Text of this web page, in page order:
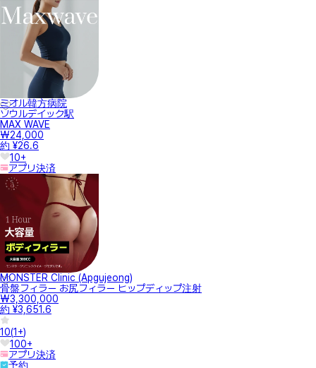
ミオル韓方病院
ソウルデイック駅
MAX WAVE
₩24,000
約 ¥26.6
10+
アプリ決済
MONSTER Clinic (Apgujeong)
骨盤フィラー お尻フィラー ヒップディップ注射
₩3,300,000
約 ¥3,651.6
10(1+)
100+
アプリ決済
予約